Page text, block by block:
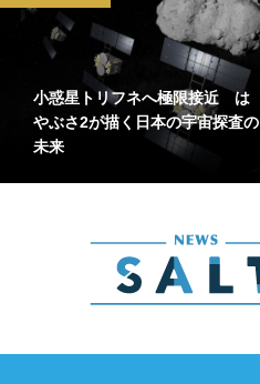
小惑星トリフネへ極限接近 は
やぶさ2が描く日本の宇宙探査の
未来